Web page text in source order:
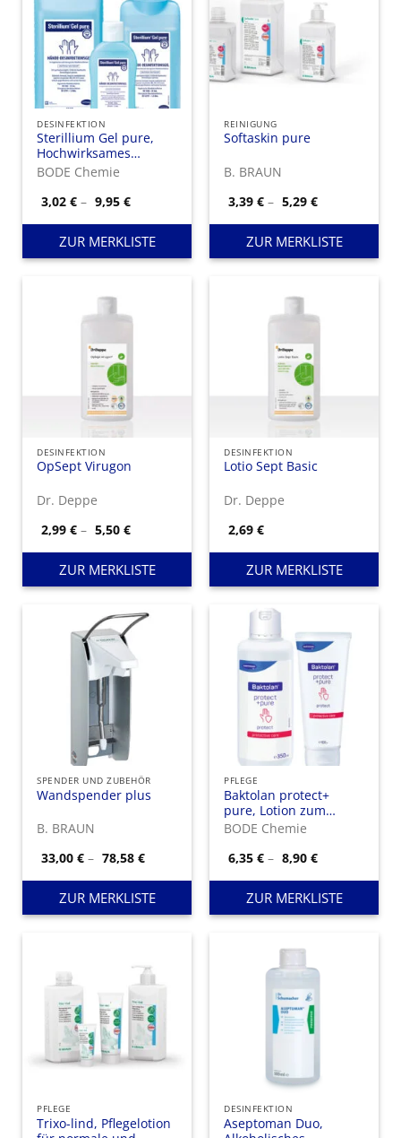
DESINFEKTION
Sterillium Gel pure,
Hochwirksames
Hände-
bewährtem
Pflegekomplex.
BODE Chemie
3,02€ – 9,95€Preisspanne:
3,02 €
bis
9,95 €
ZUR MERKLISTE
REINIGUNG
Softaskin pure
B. BRAUN
3,39€ – 5,29€Preisspanne:
3,39 €
bis
5,29 €
ZUR MERKLISTE
DESINFEKTION
OpSept Virugon
Dr. Deppe
2,99€ – 5,50€Preisspanne:
2,99 €
bis
5,50 €
ZUR MERKLISTE
DESINFEKTION
Lotio Sept Basic
Dr. Deppe
2,69€
ZUR MERKLISTE
SPENDER UND ZUBEHÖR
Wandspender plus
B. BRAUN
33,00€ – 78,58€Preisspanne:
bis
78,58 €
ZUR MERKLISTE
PFLEGE
Baktolan protect+
pure, Lotion zum
Schutz vor wässrigen
regenerierende Pflege
beanspruchte Haut.
BODE Chemie
6,35€ – 8,90€Preisspanne:
bis
8,90 €
ZUR MERKLISTE
PFLEGE
Trixo-lind, Pflegelotion
DESINFEKTION
Aseptoman Duo,